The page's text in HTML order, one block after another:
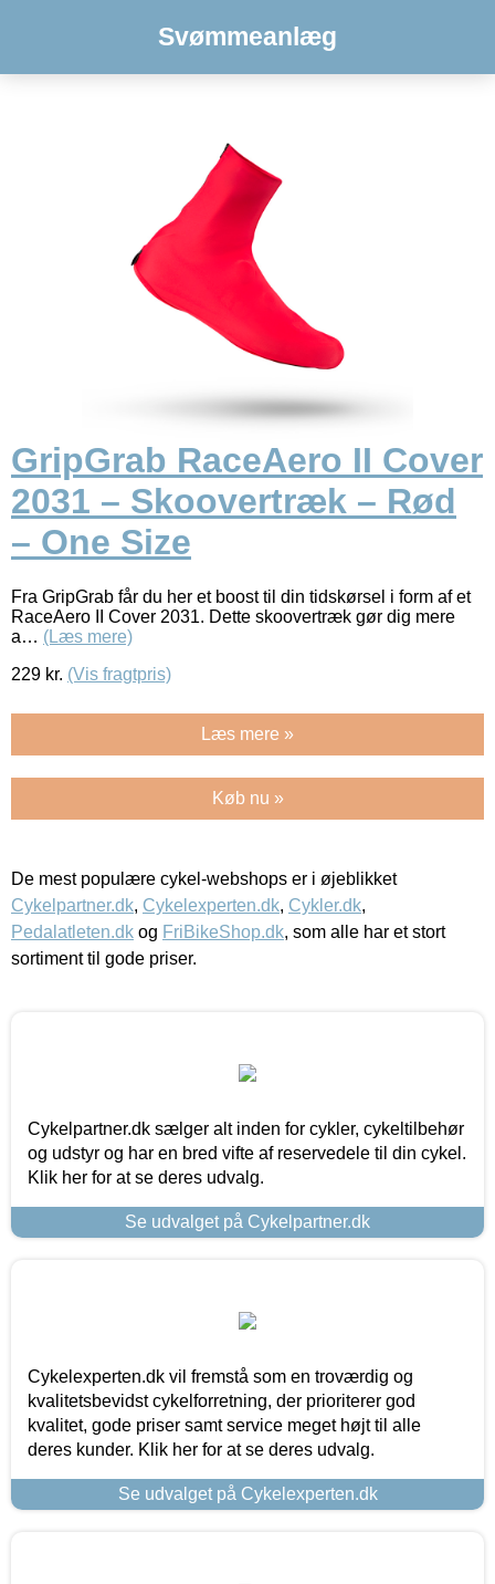
Svømmeanlæg
GripGrab RaceAero II Cover
2031 – Skoovertræk – Rød
– One Size
Fra GripGrab får du her et boost til din tidskørsel i form af et
RaceAero II Cover 2031. Dette skoovertræk gør dig mere
a… (Læs mere)
229 kr. (Vis fragtpris)
Læs mere »
Køb nu »
De mest populære cykel-webshops er i øjeblikket
Cykelpartner.dk, Cykelexperten.dk, Cykler.dk,
Pedalatleten.dk og FriBikeShop.dk, som alle har et stort
sortiment til gode priser.
Cykelpartner.dk sælger alt inden for cykler, cykeltilbehør
og udstyr og har en bred vifte af reservedele til din cykel.
Klik her for at se deres udvalg.
Se udvalget på Cykelpartner.dk
Cykelexperten.dk vil fremstå som en troværdig og
kvalitetsbevidst cykelforretning, der prioriterer god
kvalitet, gode priser samt service meget højt til alle
deres kunder. Klik her for at se deres udvalg.
Se udvalget på Cykelexperten.dk